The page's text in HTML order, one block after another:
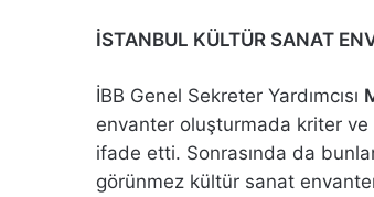
İSTANBUL KÜLTÜR SANAT
İBB Genel Sekreter Yardımcısı
envanter oluşturmada kriter ve
ifade etti. Sonrasında da
görünmez kültür sanat